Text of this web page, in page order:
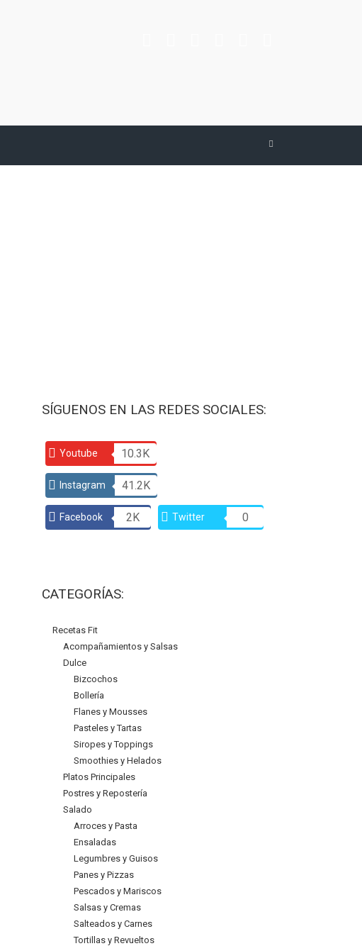
SÍGUENOS EN LAS REDES SOCIALES:
Youtube 10.3K
Instagram 41.2K
Facebook 2K Twitter 0
CATEGORÍAS:
Recetas Fit
Acompañamientos y Salsas
Dulce
Bizcochos
Bollería
Flanes y Mousses
Pasteles y Tartas
Siropes y Toppings
Smoothies y Helados
Platos Principales
Postres y Repostería
Salado
Arroces y Pasta
Ensaladas
Legumbres y Guisos
Panes y Pizzas
Pescados y Mariscos
Salsas y Cremas
Salteados y Carnes
Tortillas y Revueltos